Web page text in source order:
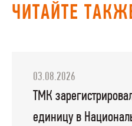
ЧИТАЙТЕ
03.08.2026
ТМК
единицу в